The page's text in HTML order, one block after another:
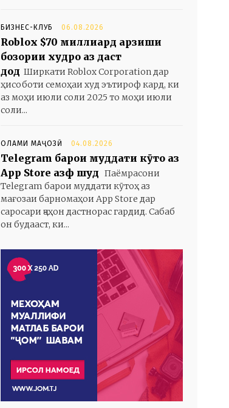
БИЗНЕС-КЛУБ 06.08.2026
Roblox $70 миллиард арзиши
бозории худро аз даст
дод Ширкати Roblox Corporation дар
ҳисоботи семоҳаи худ эътироф кард, ки
аз моҳи июли соли 2025 то моҳи июли
соли...
ОЛАМИ МАҶОЗӢ 04.08.2026
Telegram барои муддати кӯтоҳ аз
App Store ҳазф шуд Паёмрасони
Telegram барои муддати кӯтоҳ аз
мағозаи барномаҳои App Store дар
саросари ҷаҳон дастнорас гардид. Сабаб
он будааст, ки...